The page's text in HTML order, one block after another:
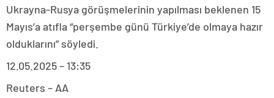
Ukrayna-Rusya görüşmelerinin yapılması beklenen 15
Mayıs’a atıfla “perşembe günü Türkiye’de olmaya hazır
olduklarını” söyledi.
12.05.2025 – 13:35
Reuters – AA